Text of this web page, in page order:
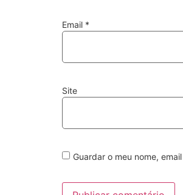
Email *
Site
Guardar o meu nome,